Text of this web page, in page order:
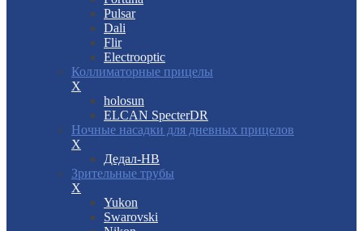
Pulsar
Dali
Flir
Electrooptic
Коллиматорные прицелы
X
holosun
ELCAN SpecterDR
Ночные насадки для дневных прицелов
X
Дедал-НВ
Зрительные трубы
X
Yukon
Swarovski